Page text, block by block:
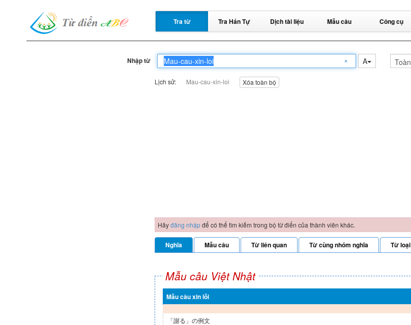
Tra từ Tra Hán Tự Dịch tài liệu Mẫu câu Công cụ
Nhập từ × A
Lịch sử: Mau-cau-xin-loi Xóa toàn bộ
Hãyđăng nhậpđể có thể tìm kiếm trong bộ từ điển của thành viên khác.
Nghĩa Mẫu câu Từ liên quan Từ cùng nhóm nghĩa Từ loại
Mẫu câu Việt Nhật
Mẫu câu xin lỗi
「謝る」の例文